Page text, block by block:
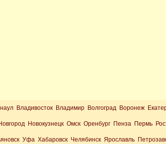
Владивосток Владимир Волгоград Воронеж
Новокузнецк Омск Оренбург Пенза Пермь
Уфа Хабаровск Челябинск Ярославль